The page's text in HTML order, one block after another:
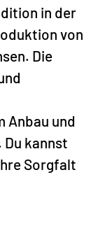
in der
von
Die
Anbau und
kannst
Sorgfalt